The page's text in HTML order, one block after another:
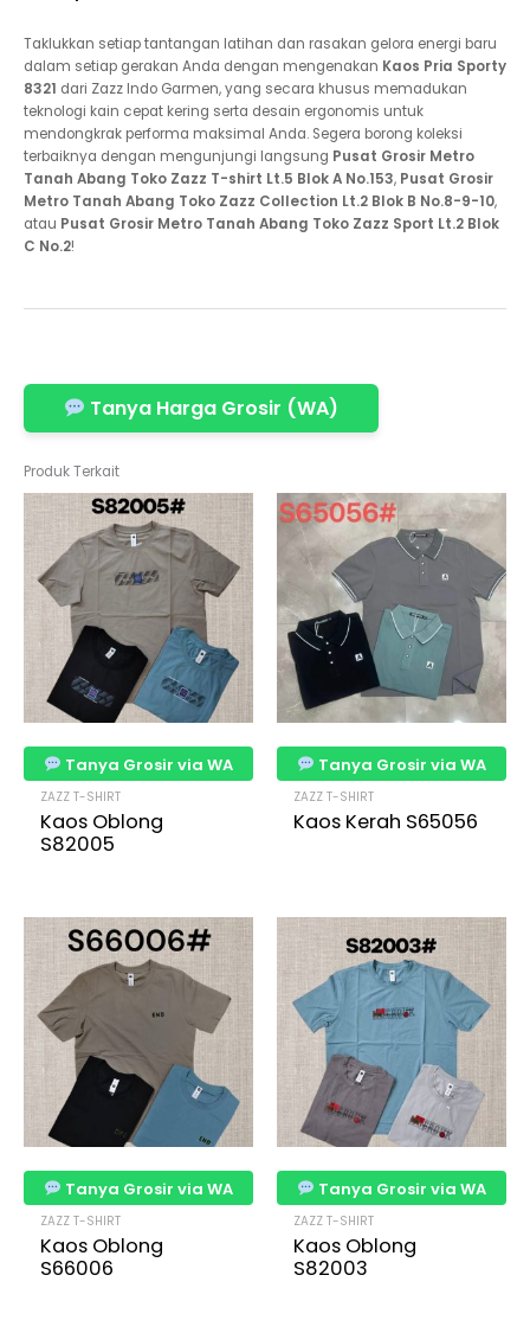
Taklukkan setiap tantangan latihan dan rasakan gelora energi baru
dalam setiap gerakan Anda dengan mengenakan Kaos Pria Sporty
8321 dari Zazz Indo Garmen, yang secara khusus memadukan
teknologi kain cepat kering serta desain ergonomis untuk
mendongkrak performa maksimal Anda. Segera borong koleksi
terbaiknya dengan mengunjungi langsung Pusat Grosir Metro
Tanah Abang Toko Zazz T-shirt Lt.5 Blok A No.153, Pusat Grosir
Metro Tanah Abang Toko Zazz Collection Lt.2 Blok B No.8-9-10,
atau Pusat Grosir Metro Tanah Abang Toko Zazz Sport Lt.2 Blok
C No.2!
Tanya Harga Grosir (WA)
Produk Terkait
Tanya Grosir via WA
ZAZZ T-SHIRT
Kaos Oblong
S82005
Tanya Grosir via WA
ZAZZ T-SHIRT
Kaos Kerah S65056
Tanya Grosir via WA
ZAZZ T-SHIRT
Kaos Oblong
S66006
Tanya Grosir via WA
ZAZZ T-SHIRT
Kaos Oblong
S82003